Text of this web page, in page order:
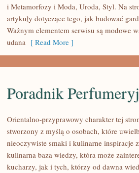
METAMORFOZY
i Metamorfozy i Moda, Uroda, Styl. Na
artykuły dotyczące tego, jak budować
Ważnym elementem serwisu są modowe
udana [ Read More ]
Poradnik
Orientalno-przyprawowy charakter tej
stworzony z myślą o osobach, które
nieoczywiste smaki i kulinarne inspiracje
kulinarna baza wiedzy, która może
kucharzy, jak i tych, którzy od dawna